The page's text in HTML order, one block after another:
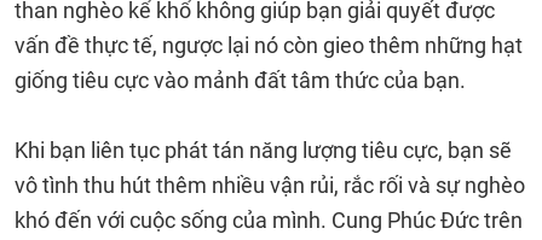
than nghèo kể khổ không giúp bạn giải quyết được
vấn đề thực tế, ngược lại nó còn gieo thêm những hạt
giống tiêu cực vào mảnh đất tâm thức của bạn.
Khi bạn liên tục phát tán năng lượng tiêu cực, bạn sẽ
vô tình thu hút thêm nhiều vận rủi, rắc rối và sự nghèo
khó đến với cuộc sống của mình. Cung Phúc Đức trên